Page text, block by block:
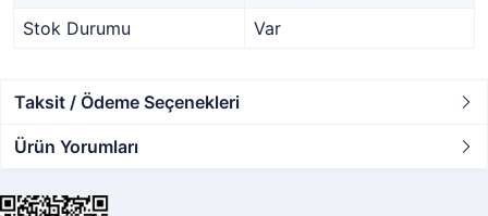
Stok Durumu
Var
Taksit / Ödeme Seçenekleri
Ürün Yorumları